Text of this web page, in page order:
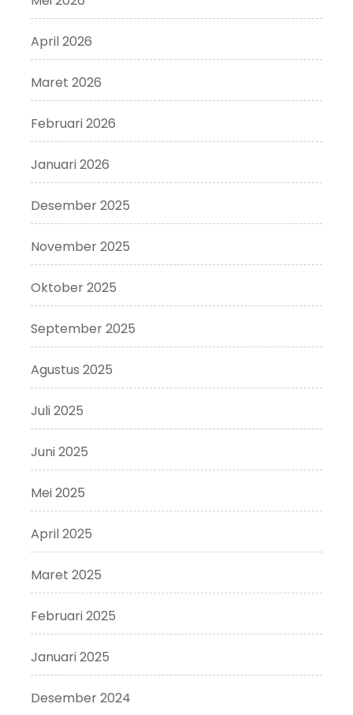
April 2026
Maret 2026
Februari 2026
Januari 2026
Desember 2025
November 2025
Oktober 2025
September 2025
Agustus 2025
Juli 2025
Juni 2025
Mei 2025
April 2025
Maret 2025
Februari 2025
Januari 2025
Desember 2024